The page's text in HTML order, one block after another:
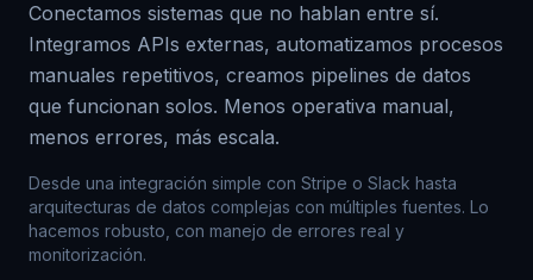
Conectamos sistemas que no hablan entre sí.
Integramos APIs externas, automatizamos procesos
manuales repetitivos, creamos pipelines de datos
que funcionan solos. Menos operativa manual,
menos errores, más escala.
Desde una integración simple con Stripe o Slack hasta
arquitecturas de datos complejas con múltiples fuentes. Lo
hacemos robusto, con manejo de errores real y
monitorización.